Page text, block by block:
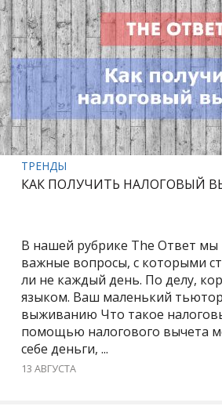
ТРЕНДЫ
КАК ПОЛУЧИТЬ НАЛОГОВЫЙ
В нашей рубрике The Ответ мы
важные вопросы, с которыми
ли не каждый день. По делу,
языком. Ваш маленький
выживанию Что такое
помощью налогового вычета
себе деньги, ...
13 АВГУСТА